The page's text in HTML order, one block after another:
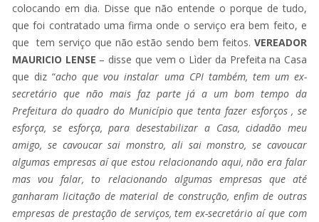
colocando em dia. Disse que não entende o porque de tudo,
que foi contratado uma firma onde o serviço era bem feito, e
que tem serviço que não estão sendo bem feitos. VEREADOR
MAURICIO LENSE – disse que vem o Lìder da Prefeita na Casa
que diz “acho que vou instalar uma CPI também, tem um ex-
secretário que não mais faz parte já a um bom tempo da
Prefeitura do quadro do Município que tenta fazer esforços , se
esforça, se esforça, para desestabilizar a Casa, cidadão meu
amigo, se cavoucar sai monstro, ali sai monstro, se cavoucar
algumas empresas aí que estou relacionando aqui, não era falar
mas vou falar, to relacionando algumas empresas que até
ganharam licitação de material de construção, enfim de outras
empresas de prestação de serviços, tem ex-secretário aí que com